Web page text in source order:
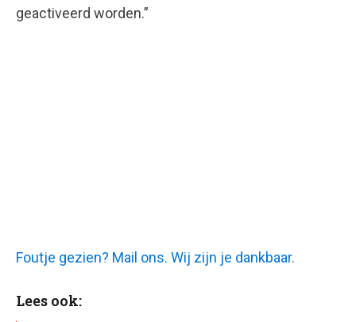
geactiveerd worden.”
Foutje gezien? Mail ons. Wij zijn je dankbaar.
Lees ook: